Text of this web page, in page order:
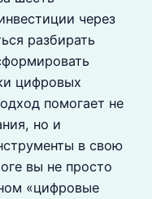
через
разбирать
цифровых
помогает не
но и
в свою
вы не просто
«цифровые